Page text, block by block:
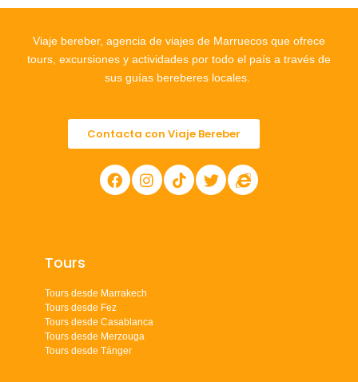
Viaje bereber, agencia de viajes de Marruecos que ofrece
tours, excursiones y actividades por todo el país a través de
sus guías bereberes locales.
Contacta con Viaje Bereber
Tours
Tours desde Marrakech
Tours desde Fez
Tours desde Casablanca
Tours desde Merzouga
Tours desde Tánger